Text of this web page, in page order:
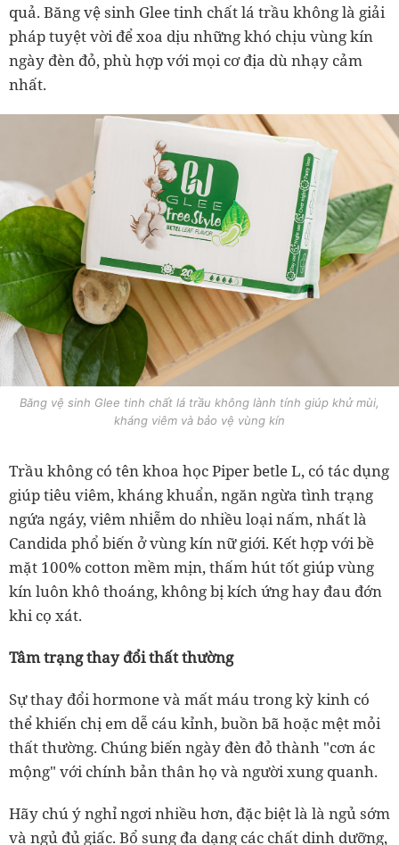
quả. Băng vệ sinh Glee tinh chất lá trầu không là giải
pháp tuyệt vời để xoa dịu những khó chịu vùng kín
ngày đèn đỏ, phù hợp với mọi cơ địa dù nhạy cảm
nhất.
Băng vệ sinh Glee tinh chất lá trầu không lành tính giúp khử mùi,
kháng viêm và bảo vệ vùng kín
Trầu không có tên khoa học Piper betle L, có tác dụng
giúp tiêu viêm, kháng khuẩn, ngăn ngừa tình trạng
ngứa ngáy, viêm nhiễm do nhiều loại nấm, nhất là
Candida phổ biến ở vùng kín nữ giới. Kết hợp với bề
mặt 100% cotton mềm mịn, thấm hút tốt giúp vùng
kín luôn khô thoáng, không bị kích ứng hay đau đớn
khi cọ xát.
Tâm trạng thay đổi thất thường
Sự thay đổi hormone và mất máu trong kỳ kinh có
thể khiến chị em dễ cáu kỉnh, buồn bã hoặc mệt mỏi
thất thường. Chúng biến ngày đèn đỏ thành "cơn ác
mộng" với chính bản thân họ và người xung quanh.
Hãy chú ý nghỉ ngơi nhiều hơn, đặc biệt là là ngủ sớm
và ngủ đủ giấc. Bổ sung đa dạng các chất dinh dưỡng,